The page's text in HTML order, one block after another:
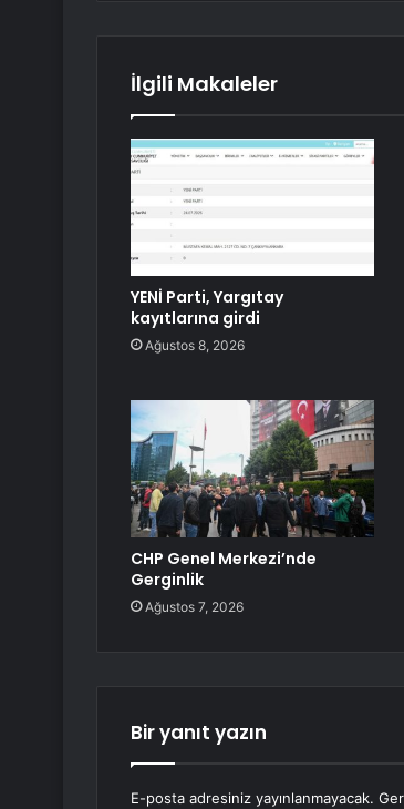
İlgili Makaleler
YENİ Parti, Yargıtay
kayıtlarına girdi
Ağustos 8, 2026
CHP Genel Merkezi’nde
Gerginlik
Ağustos 7, 2026
Bir yanıt yazın
E-posta adresiniz yayınlanmayacak.